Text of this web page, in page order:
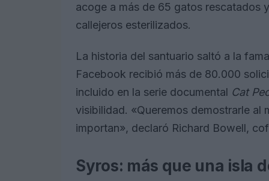
acoge a más de 65 gatos rescatados
callejeros esterilizados.
La historia del santuario saltó a la
Facebook recibió más de 80.000
incluido en la serie documental Cat
visibilidad. «Queremos demostrarle al
importan», declaró Richard Bowell,
Syros: más que una isla